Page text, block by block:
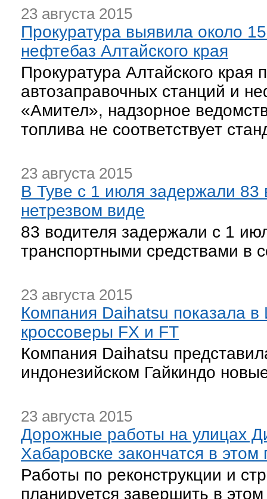
23 августа 2015
Прокуратура выявила около
нефтебаз Алтайского края
Прокуратура Алтайского края
автозаправочных станций и
«Амител», надзорное
топлива не соответствует
23 августа 2015
В Туве с 1 июля задержали 83
нетрезвом виде
83 водителя задержали с 1
транспортными средствами в
23 августа 2015
Компания Daihatsu показала
кроссоверы FX и FT
Компания Daihatsu
индонезийском Гайкиндо
23 августа 2015
Дорожные работы на улицах
Хабаровске закончатся в этом
Работы по реконструкции и
планируется завершить в